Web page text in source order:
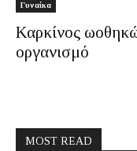
Γυναίκα
Καρκίνος
οργανισμό
MOST READ